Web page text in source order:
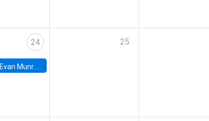
24
Evan Munro, Neyman Visiting Assistant Professor in the Department of Statistics at UC Berkeley
25